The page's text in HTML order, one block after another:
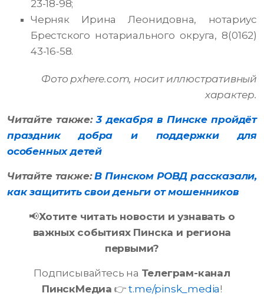
23-18-98;
Черняк Ирина Леонидовна, нотариус
Брестского нотариального округа, 8(0162)
43-16-58.
Фото pxhere.com, носит иллюстративный
характер.
Читайте также:3 декабря в Пинске пройдёт
праздник добра и поддержки для
особенных детей
Читайте также:В Пинском РОВД рассказали,
как защитить свои деньги от мошенников
📢Хотите читать новости и узнавать о
важных событиях Пинска и региона
первыми?
Подписывайтесь на Телеграм-канал
ПинскМедиа 👉t.me/pinsk_media!